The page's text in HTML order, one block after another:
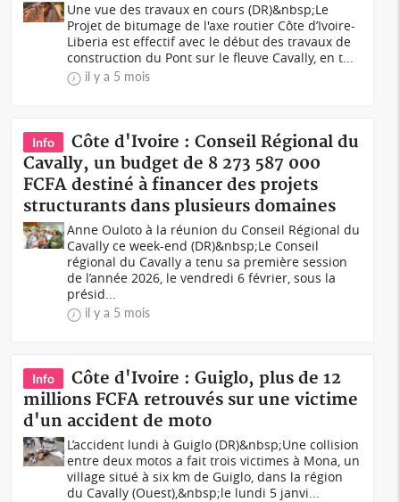
Une vue des travaux en cours (DR)&nbsp;Le
Projet de bitumage de l'axe routier Côte d’Ivoire-
Liberia est effectif avec le début des travaux de
construction du Pont sur le fleuve Cavally, en t...
il y a 5 mois
Info
Côte d'Ivoire : Conseil Régional du
Cavally, un budget de 8 273 587 000
FCFA destiné à financer des projets
structurants dans plusieurs domaines
Anne Ouloto à la réunion du Conseil Régional du
Cavally ce week-end (DR)&nbsp;Le Conseil
régional du Cavally a tenu sa première session
de l’année 2026, le vendredi 6 février, sous la
présid...
il y a 5 mois
Info
Côte d'Ivoire : Guiglo, plus de 12
millions FCFA retrouvés sur une victime
d'un accident de moto
L’accident lundi à Guiglo (DR)&nbsp;Une collision
entre deux motos a fait trois victimes à Mona, un
village situé à six km de Guiglo, dans la région
du Cavally (Ouest),&nbsp;le lundi 5 janvi...